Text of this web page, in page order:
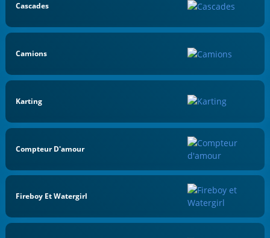
Cascades
Camions
Karting
Compteur D'amour
Fireboy Et Watergirl